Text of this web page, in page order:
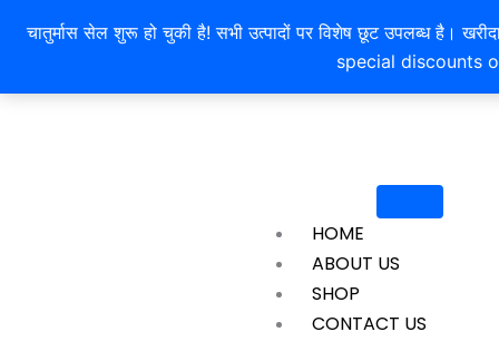
चातुर्मास सेल शुरू हो चुकी है! सभी उत्पादों पर विशेष छूट उपलब्ध है।
special discounts
HOME
ABOUT US
SHOP
CONTACT US